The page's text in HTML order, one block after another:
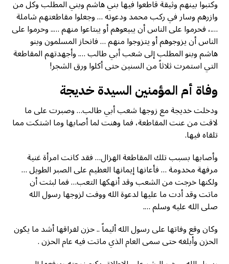
وكتبوا بينهم وثيقة قاطعوا فيها بني هاشم وبني المطلب وكل من
وازرهم وسار في ركب محمد ودعوته … وجعلوا مقاطعتهم شاملة
….، فحرموا على الناس أن يبيعوهم أو يبتاعوا منهم ….. وحرموا على
الناس أن يزوجوهم أو يتزوجوا منهم … فانحاز المسلمون وبنو
هاشم وبنو المطلب إلى شعب أبي طالب …. وأجهدتهم المقاطعة
التي استمرت ثلاثاً من السنين حتى أكلوا ورق الشجر!
وفاة أم المؤمنين السيدة خديجة
ودخلت خديجة مع زوجها شعب أبي طالب… وصبرت على ما
لاقت من عنت المقاطعة، فما وهنت لما أصابها وما اشتكت مما
تلقاه فيها.
وأصابها بسبب تلك المقاطعة الهزال… فقد كانت امرأة غنية
مرفهة مخدومة … فأعانها إيمانها العظيم على الصبر الطويل …
ولكنها خرجت من الشعب وقد أنهكها التعب… فما لبثت أن
ماتت وقد أدت ما عليها لدعوة الله ووفت لزوجها رسول الله
صلى الله عليه وسلم ….
وكان وقع وفاتها على رسول الله أليماً .. حزن لفراقها أشد ما يكون
الحزن وأبلغه حتى سمى العام الذي ماتت فيه عام الحزن .